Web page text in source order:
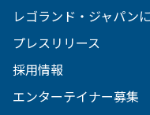
レゴランド・ジャパン
プレスリリース
採用情報
エンターテイナー募集